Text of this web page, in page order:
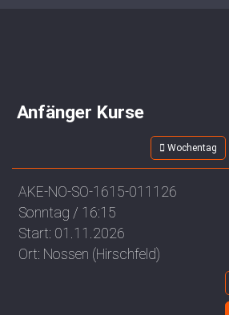
Anfänger Kurse
Wochentag
AKE-NO-SO-1615-011126
Sonntag / 16:15
Start: 01.11.2026
Ort: Nossen (Hirschfeld)